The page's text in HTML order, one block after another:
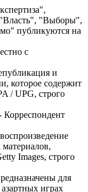
"Выборы",
публикуются на
с
и
которое содержит
/ UPG, строго
Корреспондент
Images, строго
для
играх